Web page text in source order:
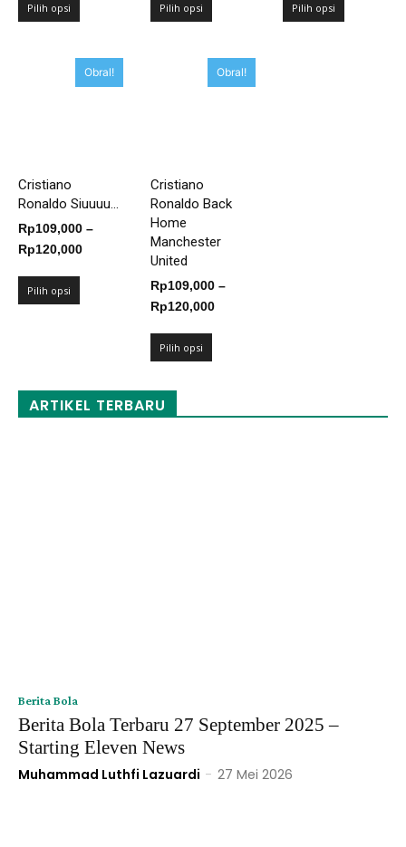
Pilih opsi Pilih opsi Pilih opsi
Obral!
Cristiano
Ronaldo Siuuuu...
Rp109,000 –
Rp120,000Rentang
Pilih opsi
Obral!
Cristiano
Ronaldo Back
Home
Manchester
United
Rp109,000 –
Rp120,000Rentang
Pilih opsi
ARTIKEL TERBARU
Berita Bola
Berita Bola Terbaru 27 September 2025 –
Starting Eleven News
Muhammad Luthfi Lazuardi - 27 Mei 2026